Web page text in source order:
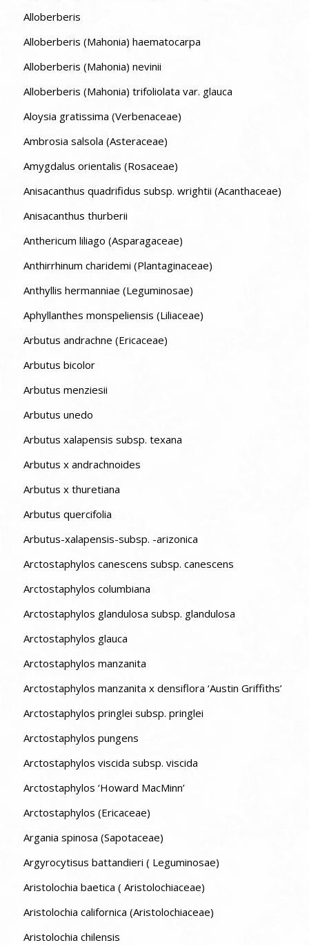
Alloberberis
Alloberberis (Mahonia) haematocarpa
Alloberberis (Mahonia) nevinii
Alloberberis (Mahonia) trifoliolata var. glauca
Aloysia gratissima (Verbenaceae)
Ambrosia salsola (Asteraceae)
Amygdalus orientalis (Rosaceae)
Anisacanthus quadrifidus subsp. wrightii (Acanthaceae)
Anisacanthus thurberii
Anthericum liliago (Asparagaceae)
Anthirrhinum charidemi (Plantaginaceae)
Anthyllis hermanniae (Leguminosae)
Aphyllanthes monspeliensis (Liliaceae)
Arbutus andrachne (Ericaceae)
Arbutus bicolor
Arbutus menziesii
Arbutus unedo
Arbutus xalapensis subsp. texana
Arbutus x andrachnoides
Arbutus x thuretiana
Arbutus quercifolia
Arbutus-xalapensis-subsp. -arizonica
Arctostaphylos canescens subsp. canescens
Arctostaphylos columbiana
Arctostaphylos glandulosa subsp. glandulosa
Arctostaphylos glauca
Arctostaphylos manzanita
Arctostaphylos manzanita x densiflora ‘Austin Griffiths’
Arctostaphylos pringlei subsp. pringlei
Arctostaphylos pungens
Arctostaphylos viscida subsp. viscida
Arctostaphylos ‘Howard MacMinn’
Arctostaphylos (Ericaceae)
Argania spinosa (Sapotaceae)
Argyrocytisus battandieri ( Leguminosae)
Aristolochia baetica ( Aristolochiaceae)
Aristolochia californica (Aristolochiaceae)
Aristolochia chilensis